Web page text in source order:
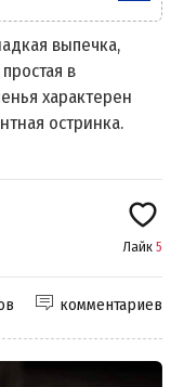
выпечка,
в
характерен
остринка.
Лайк 5
комментариев